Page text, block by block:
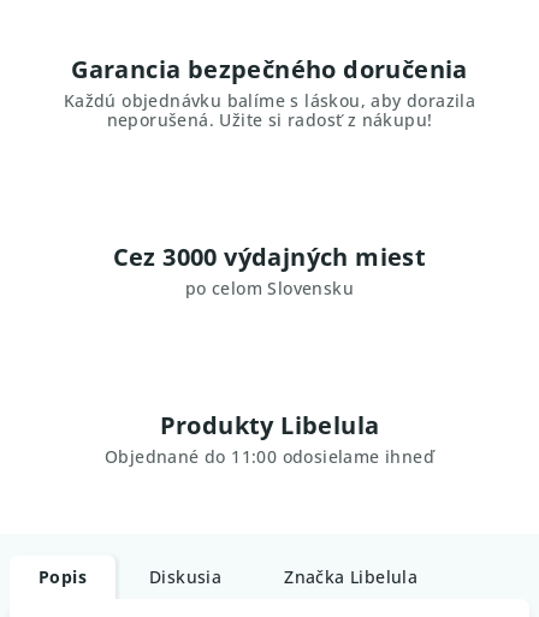
Garancia bezpečného doručenia
Každú objednávku balíme s láskou, aby dorazila
neporušená. Užite si radosť z nákupu!
Cez 3000 výdajných miest
po celom Slovensku
Produkty Libelula
Objednané do 11:00 odosielame ihneď
Popis Diskusia Značka Libelula